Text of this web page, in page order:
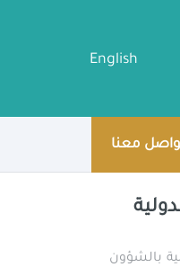
English
معنا
لمجموعة الـ 24 الحكومية الدولية
الـ 24 الحكومية الدولية المعنية بالشؤون